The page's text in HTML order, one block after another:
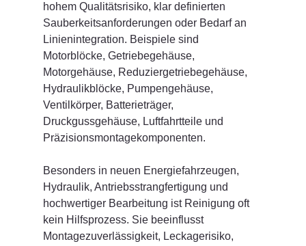
hohem Qualitätsrisiko, klar definierten
Sauberkeitsanforderungen oder Bedarf an
Linienintegration. Beispiele sind
Motorblöcke, Getriebegehäuse,
Motorgehäuse, Reduziergetriebegehäuse,
Hydraulikblöcke, Pumpengehäuse,
Ventilkörper, Batterieträger,
Druckgussgehäuse, Luftfahrtteile und
Präzisionsmontagekomponenten.
Besonders in neuen Energiefahrzeugen,
Hydraulik, Antriebsstrangfertigung und
hochwertiger Bearbeitung ist Reinigung oft
kein Hilfsprozess. Sie beeinflusst
Montagezuverlässigkeit, Leckagerisiko,